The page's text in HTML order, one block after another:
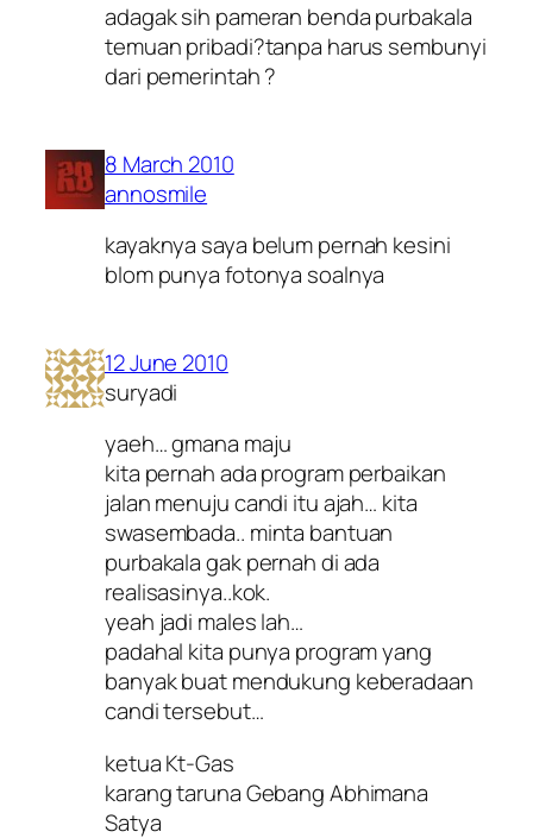
adagak sih pameran benda purbakala
temuan pribadi?tanpa harus sembunyi
dari pemerintah ?
8 March 2010
annosmile
kayaknya saya belum pernah kesini
blom punya fotonya soalnya
12 June 2010
suryadi
yaeh… gmana maju
kita pernah ada program perbaikan
jalan menuju candi itu ajah… kita
swasembada.. minta bantuan
purbakala gak pernah di ada
realisasinya..kok.
yeah jadi males lah…
padahal kita punya program yang
banyak buat mendukung keberadaan
candi tersebut…
ketua Kt-Gas
karang taruna Gebang Abhimana
Satya